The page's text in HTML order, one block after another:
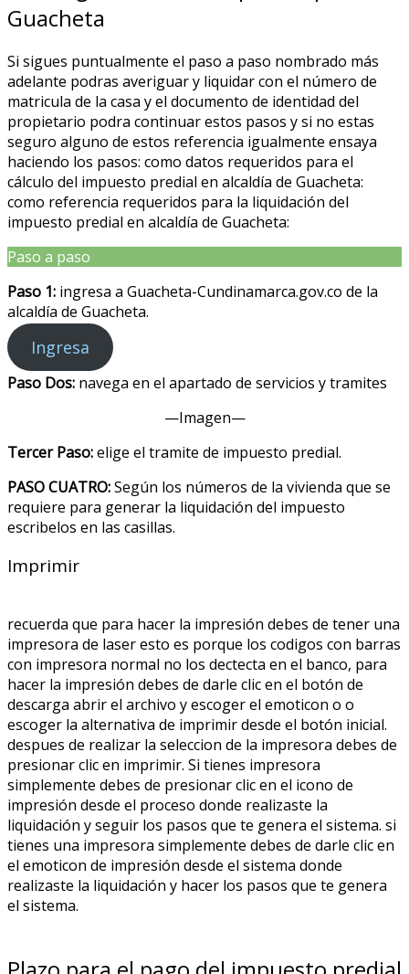
Guacheta
Si sigues puntualmente el paso a paso nombrado más
adelante podras averiguar y liquidar con el número de
matricula de la casa y el documento de identidad del
propietario podra continuar estos pasos y si no estas
seguro alguno de estos referencia igualmente ensaya
haciendo los pasos: como datos requeridos para el
cálculo del impuesto predial en alcaldía de Guacheta:
como referencia requeridos para la liquidación del
impuesto predial en alcaldía de Guacheta:
Paso a paso
Paso 1: ingresa a Guacheta-Cundinamarca.gov.co de la
alcaldía de Guacheta.
Ingresa
Paso Dos: navega en el apartado de servicios y tramites
—Imagen—
Tercer Paso:elige el tramite de impuesto predial.
PASO CUATRO:Según los números de la vivienda que se
requiere para generar la liquidación del impuesto
escribelos en las casillas.
Imprimir
recuerda que para hacer la impresión debes de tener una
impresora de laser esto es porque los codigos con barras
con impresora normal no los dectecta en el banco, para
hacer la impresión debes de darle clic en el botón de
descarga abrir el archivo y escoger el emoticon o o
escoger la alternativa de imprimir desde el botón inicial.
despues de realizar la seleccion de la impresora debes de
presionar clic en imprimir. Si tienes impresora
simplemente debes de presionar clic en el icono de
impresión desde el proceso donde realizaste la
liquidación y seguir los pasos que te genera el sistema. si
tienes una impresora simplemente debes de darle clic en
el emoticon de impresión desde el sistema donde
realizaste la liquidación y hacer los pasos que te genera
el sistema.